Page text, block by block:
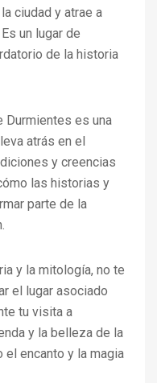
ciudad y atrae a
un lugar de
de la historia
Durmientes es una
atrás en el
y creencias
las historias y
parte de la
y la mitología, no te
el lugar asociado
tu visita a
y la belleza de la
encanto y la magia